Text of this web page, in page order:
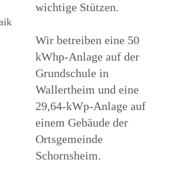
wichtige Stützen.
Wir betreiben eine 50
kWhp-Anlage auf der
Grundschule in
Wallertheim und eine
29,64-kWp-Anlage auf
einem Gebäude der
Ortsgemeinde
Schornsheim.